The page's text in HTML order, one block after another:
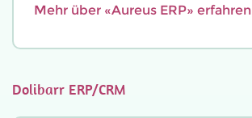
Mehr über «Aureus ERP» erfahren
Dolibarr ERP/CRM